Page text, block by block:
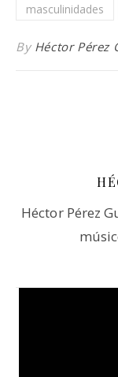
masculinidades
By Héctor Pérez
Héctor Pérez